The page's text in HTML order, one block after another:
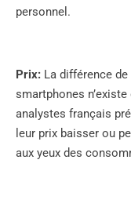
personnel.
Prix: La différence
smartphones
analystes français
leur prix baisser ou
aux yeux des